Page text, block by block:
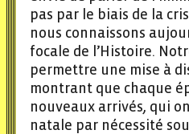
pas par le biais de la
nous connaissons
focale de l’Histoire.
permettre une mise à
montrant que chaque
nouveaux arrivés, qui
natale par nécessité